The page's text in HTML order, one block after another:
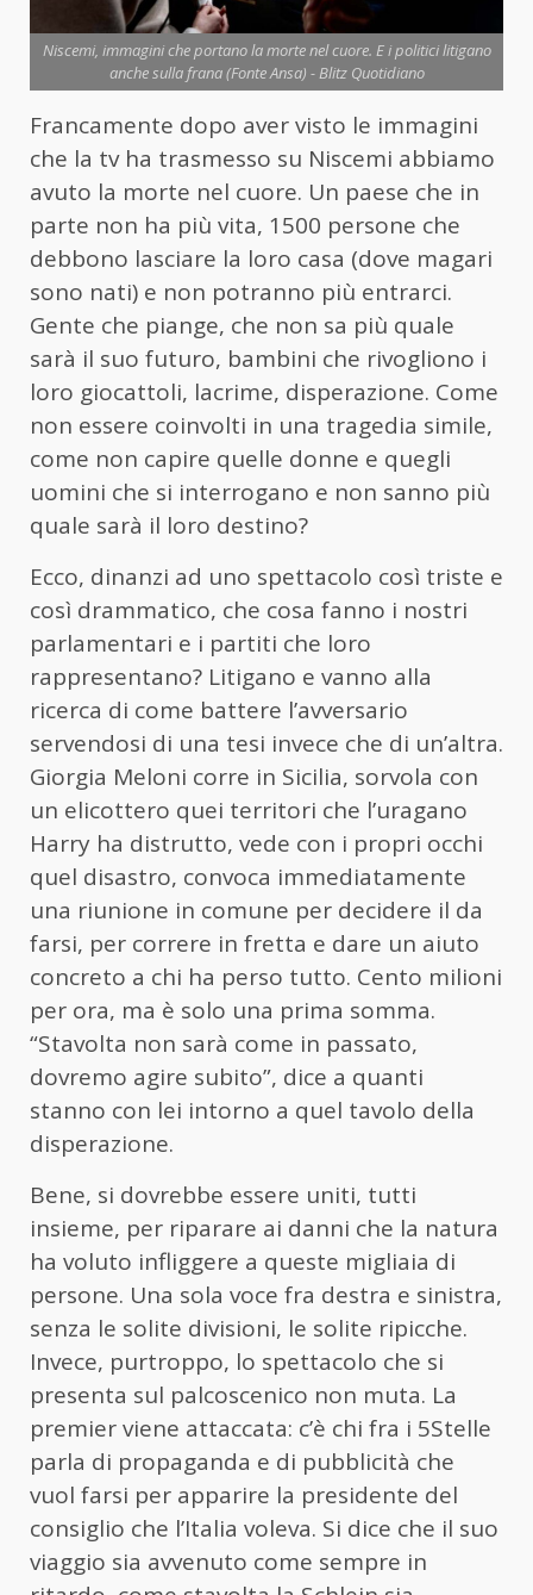
Niscemi, immagini che portano la morte nel cuore. E i politici litigano
anche sulla frana (Fonte Ansa) - Blitz Quotidiano
Francamente dopo aver visto le immagini
che la tv ha trasmesso su Niscemi abbiamo
avuto la morte nel cuore. Un paese che in
parte non ha più vita, 1500 persone che
debbono lasciare la loro casa (dove magari
sono nati) e non potranno più entrarci.
Gente che piange, che non sa più quale
sarà il suo futuro, bambini che rivogliono i
loro giocattoli, lacrime, disperazione. Come
non essere coinvolti in una tragedia simile,
come non capire quelle donne e quegli
uomini che si interrogano e non sanno più
quale sarà il loro destino?
Ecco, dinanzi ad uno spettacolo così triste e
così drammatico, che cosa fanno i nostri
parlamentari e i partiti che loro
rappresentano? Litigano e vanno alla
ricerca di come battere l’avversario
servendosi di una tesi invece che di un’altra.
Giorgia Meloni corre in Sicilia, sorvola con
un elicottero quei territori che l’uragano
Harry ha distrutto, vede con i propri occhi
quel disastro, convoca immediatamente
una riunione in comune per decidere il da
farsi, per correre in fretta e dare un aiuto
concreto a chi ha perso tutto. Cento milioni
per ora, ma è solo una prima somma.
“Stavolta non sarà come in passato,
dovremo agire subito”, dice a quanti
stanno con lei intorno a quel tavolo della
disperazione.
Bene, si dovrebbe essere uniti, tutti
insieme, per riparare ai danni che la natura
ha voluto infliggere a queste migliaia di
persone. Una sola voce fra destra e sinistra,
senza le solite divisioni, le solite ripicche.
Invece, purtroppo, lo spettacolo che si
presenta sul palcoscenico non muta. La
premier viene attaccata: c’è chi fra i 5Stelle
parla di propaganda e di pubblicità che
vuol farsi per apparire la presidente del
consiglio che l’Italia voleva. Si dice che il suo
viaggio sia avvenuto come sempre in